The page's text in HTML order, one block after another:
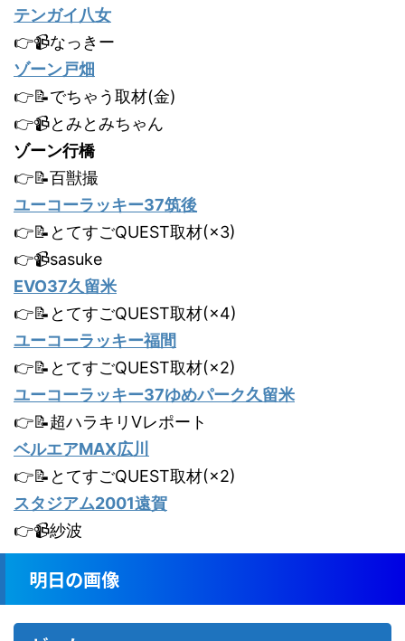
テンガイ八女
👉📹なっきー
ゾーン戸畑
👉📝でちゃう取材(金)
👉📹とみとみちゃん
ゾーン行橋
👉📝百獣撮
ユーコーラッキー37筑後
👉📝とてすごQUEST取材(×3)
👉📹sasuke
EVO37久留米
👉📝とてすごQUEST取材(×4)
ユーコーラッキー福間
👉📝とてすごQUEST取材(×2)
ユーコーラッキー37ゆめパーク久留米
👉📝超ハラキリVレポート
ベルエアMAX広川
👉📝とてすごQUEST取材(×2)
スタジアム2001遠賀
👉📹紗波
明日の画像